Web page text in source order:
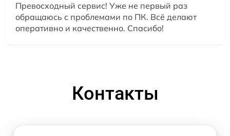
Превосходный сервис! Уже не первый раз
обращаюсь с проблемами по ПК. Всё делают
оперативно и качественно. Спасибо!
Контакты